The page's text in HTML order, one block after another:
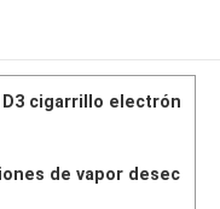
D3 cigarrillo electrón
de vapor desec